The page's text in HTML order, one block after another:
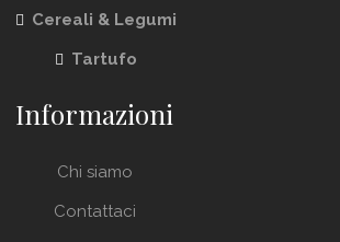
Cereali & Legumi
Tartufo
Informazioni
Chi siamo
Contattaci